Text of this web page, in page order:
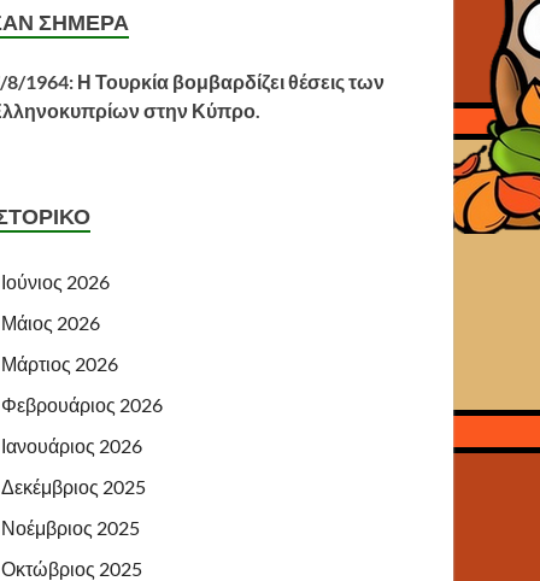
ΣΉΜΕΡΑ
8/1964: Η Τουρκία βομβαρδίζει θέσεις των
στην Κύπρο.
Ιούνιος 2026
Μάιος 2026
Μάρτιος 2026
Φεβρουάριος 2026
Ιανουάριος 2026
Δεκέμβριος 2025
Νοέμβριος 2025
Οκτώβριος 2025